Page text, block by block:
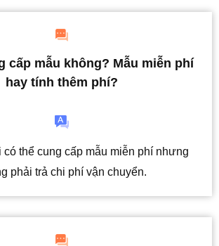
cấp mẫu không? Mẫu miễn phí
hay tính thêm phí?
có thể cung cấp mẫu miễn phí nhưng
phải trả chi phí vận chuyển.